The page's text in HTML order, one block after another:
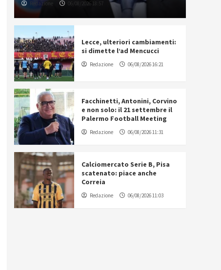
Redazione 06/08/2026 18:57
Lecce, ulteriori cambiamenti:
si dimette l’ad Mencucci
Redazione 06/08/2026 16:21
Facchinetti, Antonini, Corvino
e non solo: il 21 settembre il
Palermo Football Meeting
Redazione 06/08/2026 11:31
Calciomercato Serie B, Pisa
scatenato: piace anche
Correia
Redazione 06/08/2026 11:03